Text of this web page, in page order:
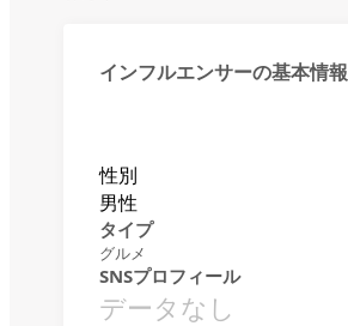
インフルエンサーの基本情報
性別
男性
タイプ
グルメ
SNSプロフィール
データなし